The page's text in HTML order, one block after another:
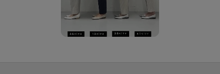
麻調の表情が特徴のオックスになります。